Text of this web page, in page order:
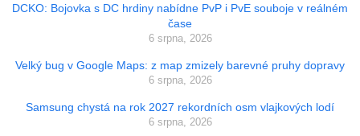
DCKO: Bojovka s DC hrdiny nabídne PvP i PvE souboje v reálném
čase
6 srpna, 2026
Velký bug v Google Maps: z map zmizely barevné pruhy dopravy
6 srpna, 2026
Samsung chystá na rok 2027 rekordních osm vlajkových lodí
6 srpna, 2026